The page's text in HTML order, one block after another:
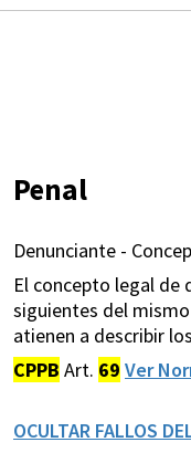
Penal
Denunciante -
El concepto legal de
siguientes del
atienen a describir
CPPB Art. 69 Ver
OCULTAR FALLOS